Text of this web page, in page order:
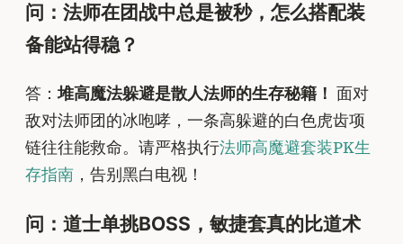
问：法师在团战中总是被秒，怎么搭配装
备能站得稳？
答：堆高魔法躲避是散人法师的生存秘籍！ 面对
敌对法师团的冰咆哮，一条高躲避的白色虎齿项
链往往能救命。请严格执行法师高魔避套装PK生
存指南 ，告别黑白电视！
问：道士单挑BOSS，敏捷套真的比道术